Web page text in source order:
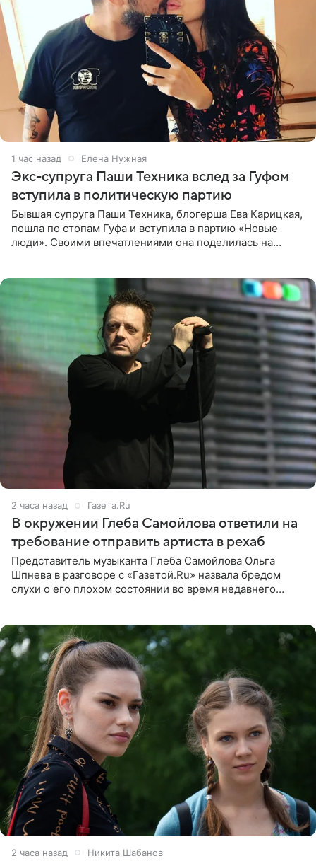
1 час назад Елена Нужная
Экс-супруга Паши Техника вслед за Гуфом
вступила в политическую партию
Бывшая супруга Паши Техника, блогерша Ева Карицкая,
пошла по стопам Гуфа и вступила в партию «Новые
люди». Своими впечатлениями она поделилась на
2 часа назад Газета.Ru
В окружении Глеба Самойлова ответили на
требование отправить артиста в рехаб
Представитель музыканта Глеба Самойлова Ольга
Шпнева в разговоре с «Газетой.Ru» назвала бредом
слухи о его плохом состоянии во время недавнего
2 часа назад Никита Шабанов